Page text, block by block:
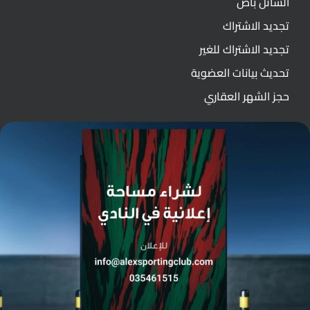
تجديد الاشتراك
تجديد الاشتراك للغير
تحديث بيانات العضوية
حجز الشهر العقاري